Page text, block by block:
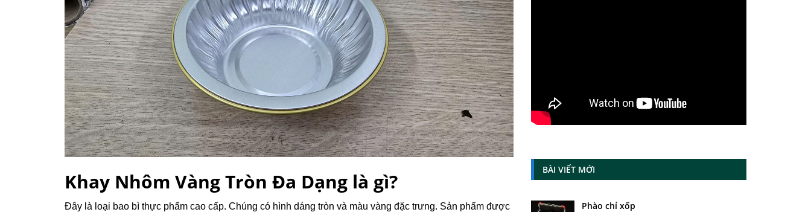
Khay Nhôm Vàng Tròn Đa Dạng là gì?
Đây là loại bao bì thực phẩm cao cấp. Chúng có hình dáng tròn và màu vàng đặc trưng. Sản phẩm được
BÀI VIẾT MỚI
Phào chỉ xốp